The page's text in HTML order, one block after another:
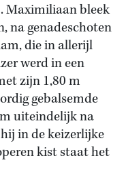
Maximiliaan bleek
na genadeschoten
die in allerijl
werd in een
zijn 1,80 m
gebalsemde
uiteindelijk na
in de keizerlijke
kist staat het